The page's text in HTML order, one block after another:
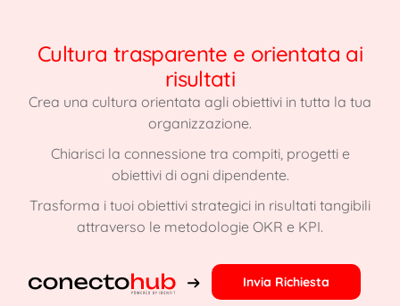
Cultura trasparente e orientata ai
risultati
Crea una cultura orientata agli obiettivi in tutta la tua
organizzazione.
Chiarisci la connessione tra compiti, progetti e
obiettivi di ogni dipendente.
Trasforma i tuoi obiettivi strategici in risultati tangibili
attraverso le metodologie OKR e KPI.
Invia Richiesta